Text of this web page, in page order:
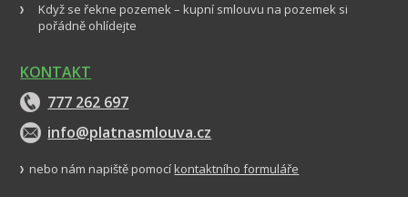
Když se řekne pozemek – kupní smlouvu na pozemek si
pořádně ohlídejte
KONTAKT
777 262 697
info@platnasmlouva.cz
nebo nám napiště pomocí kontaktního formuláře